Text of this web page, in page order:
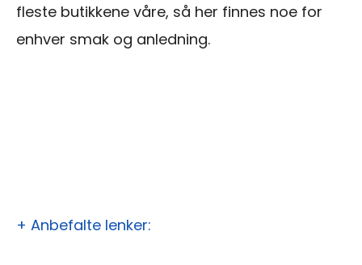
fleste butikkene våre, så her finnes noe for
enhver smak og anledning.
+ Anbefalte lenker: